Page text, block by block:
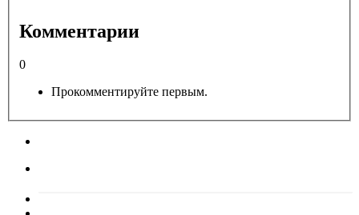
Комментарии
0
Прокомментируйте первым.